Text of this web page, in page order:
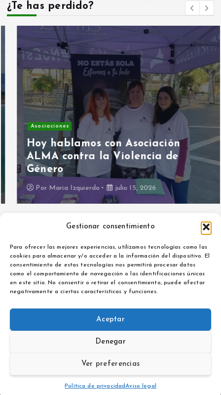
Gestionar consentimiento
Para ofrecer las mejores experiencias, utilizamos tecnologías como las
cookies para almacenar y/o acceder a la información del dispositivo. El
consentimiento de estas tecnologías nos permitirá procesar datos
como el comportamiento de navegación o las identificaciones únicas
en este sitio. No consentir o retirar el consentimiento, puede afectar
negativamente a ciertas características y funciones.
Aceptar
Denegar
Ver preferencias
Política de privacidadAviso legal
¿Te has perdido?
Asociaciones
Hoy hablamos con Asociación
ALMA contra la Violencia de
Género
PorMaria Izquierdo julio 15, 2026
Aviso legal
Política de privacidad
Copyright © 2026 La Noticia de Extremadura | Powered by